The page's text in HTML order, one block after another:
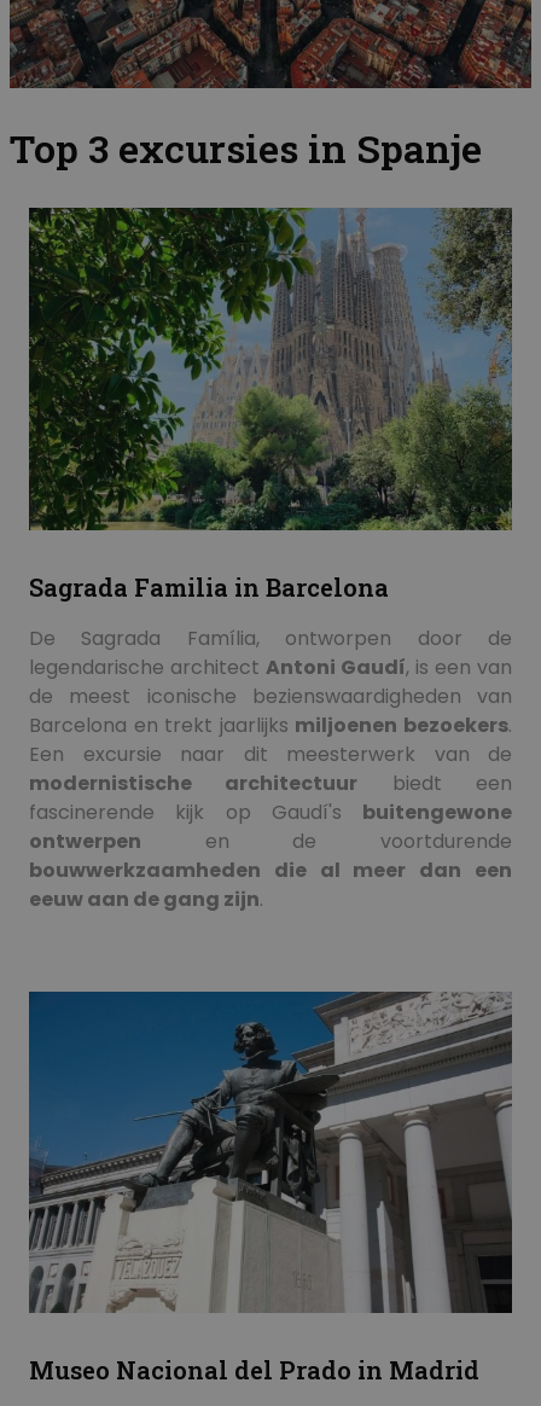
Top 3 excursies in Spanje
Sagrada Familia in Barcelona
De Sagrada Família, ontworpen door de
legendarische architect Antoni Gaudí, is een van
de meest iconische bezienswaardigheden van
Barcelona en trekt jaarlijks miljoenen bezoekers.
Een excursie naar dit meesterwerk van de
modernistische architectuur biedt een
fascinerende kijk op Gaudí's buitengewone
ontwerpen en de voortdurende
bouwwerkzaamheden die al meer dan een
eeuw aan de gang zijn.
Museo Nacional del Prado in Madrid